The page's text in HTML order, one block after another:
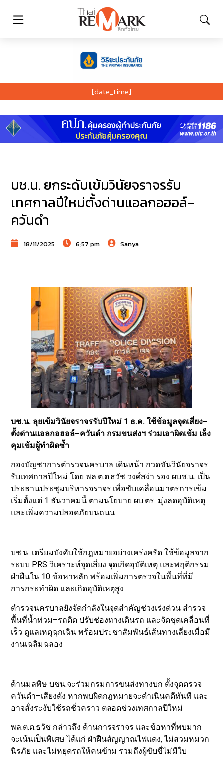
[date_time]
บช.น. ยกระดับเข้มวินัยจราจรรับ
เทศกาลปีใหม่ตั้งด่านแอลกอฮอล์–
ควันดำ
18/11/2025 6:57 pm Sanya
บช.น. ลุยเข้มวินัยจราจรรับปีใหม่ 1 ธ.ค. ใช้ข้อมูลจุดเสี่ยง–
ตั้งด่านแอลกอฮอล์–ควันดำ กรมขนส่งฯ ร่วมเอาผิดเข้ม เล็ง
คุมเข้มผู้ทำผิดซ้ำ
กองบัญชาการตำรวจนครบาล เดินหน้า กวดขันวินัยจราจร
รับเทศกาลปีใหม่ โดย พล.ต.ต.ธวัช วงศ์สง่า รอง ผบช.น. เป็น
ประธานประชุมบริหารจราจร เพื่อขับเคลื่อนมาตรการเข้ม
เริ่มตั้งแต่ 1 ธันวาคมนี้ ตามนโยบาย ผบ.ตร. มุ่งลดอุบัติเหตุ
และเพิ่มความปลอดภัยบนถนน
บช.น. เตรียมบังคับใช้กฎหมายอย่างเคร่งครัด ใช้ข้อมูลจาก
ระบบ PRS วิเคราะห์จุดเสี่ยง จุดเกิดอุบัติเหตุ และพฤติกรรม
ฝ่าฝืนใน 10 ข้อหาหลัก พร้อมเพิ่มการตรวจในพื้นที่ที่มี
การกระทำผิด และเกิดอุบัติเหตุสูง
ตำรวจนครบาลยังจัดกำลังในจุดสำคัญช่วงเร่งด่วน สำรวจ
พื้นที่น้ำท่วม–รถติด ปรับช่องทางเดินรถ และจัดชุดเคลื่อนที่
เร็ว ดูแลเหตุฉุกเฉิน พร้อมประชาสัมพันธ์เส้นทางเลี่ยงเมื่อมี
งานเฉลิมฉลอง
ด้านมลพิษ บชน.จะร่วมกรมการขนส่งทางบก ตั้งจุดตรวจ
ควันดำ–เสียงดัง หากพบผิดกฎหมายจะดำเนินคดีทันที และ
อาจสั่งระงับใช้รถชั่วคราว ตลอดช่วงเทศกาลปีใหม่
พล.ต.ต.ธวัช กล่าวถึง ด้านการจราจร และข้อหาที่พบมาก
จะเน้นเป็นพิเศษ ได้แก่ ฝ่าฝืนสัญญาณไฟแดง, ไม่สวมหมวก
นิรภัย และไม่หยุดรถให้คนข้าม รวมถึงผู้ขับขี่ไม่มีใบ